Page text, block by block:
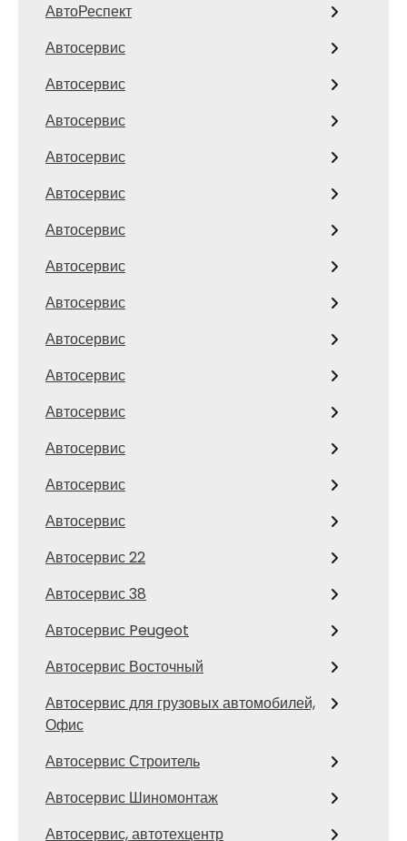
АвтоРеспект
Автосервис
Автосервис
Автосервис
Автосервис
Автосервис
Автосервис
Автосервис
Автосервис
Автосервис
Автосервис
Автосервис
Автосервис
Автосервис
Автосервис
Автосервис 22
Автосервис 38
Автосервис Peugeot
Автосервис Восточный
Автосервис для грузовых автомобилей,
Офис
Автосервис Строитель
Автосервис Шиномонтаж
Автосервис, автотехцентр